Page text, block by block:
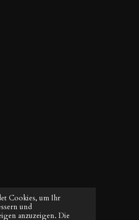
Cookies, um Ihr
und
anzuzeigen. Die